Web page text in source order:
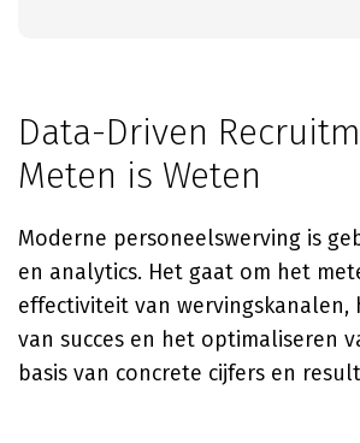
Data-Driven
Meten is Weten
Moderne personeelswerving is
en analytics. Het gaat om het
effectiviteit van
van succes en het optimaliseren
basis van concrete cijfers en